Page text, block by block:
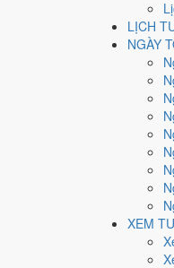
LỊCH
NGÀY
XEM
Ngày Dương
Thứ Tư
Tháng 7 năm
Tháng 6 âm
Giáp Thìn